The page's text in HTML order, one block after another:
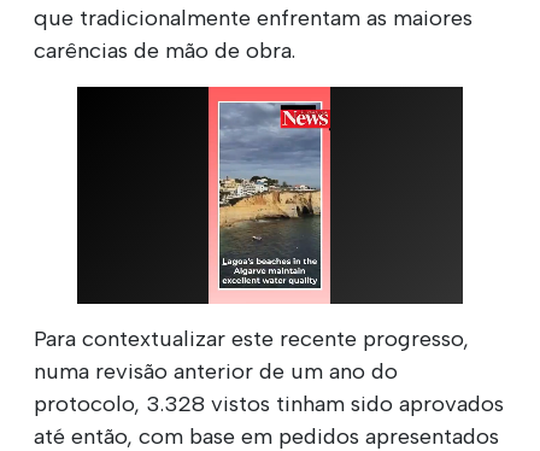
que tradicionalmente enfrentam as maiores
carências de mão de obra.
Para contextualizar este recente progresso,
numa revisão anterior de um ano do
protocolo, 3.328 vistos tinham sido aprovados
até então, com base em pedidos apresentados